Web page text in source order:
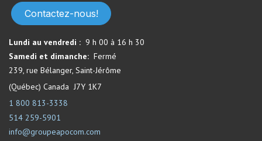
Contactez-nous!
Lundi au vendredi : 9 h 00 à 16 h 30
Samedi et dimanche: Fermé​
239, rue Bélanger, Saint-Jérôme
(Québec) Canada J7Y 1K7
1 800 813-3338
514 259-5901
info@groupeapocom.com